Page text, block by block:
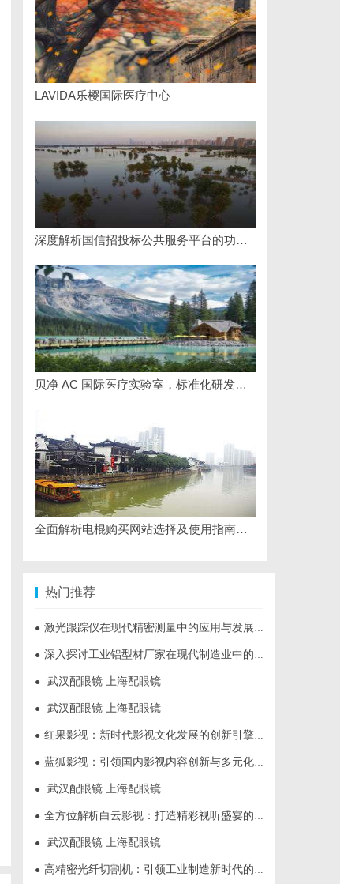
LAVIDA乐樱国际医疗中心
深度解析国信招投标公共服务平台的功能与优势
贝净 AC 国际医疗实验室，标准化研发体系全解析
全面解析电棍购买网站选择及使用指南，保障安全与合法性
热门推荐
● 激光跟踪仪在现代精密测量中的应用与发展趋势
● 深入探讨工业铝型材厂家在现代制造业中的重要角色与发展趋势
● 武汉配眼镜 上海配眼镜
● 武汉配眼镜 上海配眼镜
● 红果影视：新时代影视文化发展的创新引擎与力量
● 蓝狐影视：引领国内影视内容创新与多元化发展的先锋力量
● 武汉配眼镜 上海配眼镜
● 全方位解析白云影视：打造精彩视听盛宴的新锐平台
● 武汉配眼镜 上海配眼镜
● 高精密光纤切割机：引领工业制造新时代的利器